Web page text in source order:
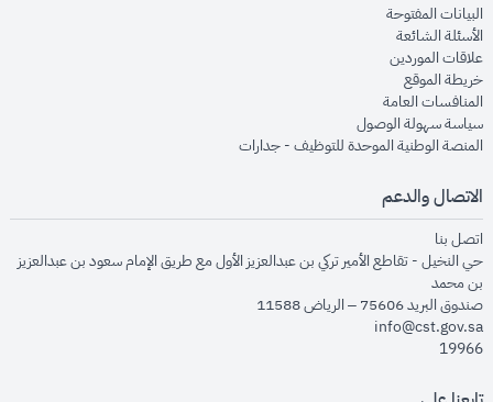
البيانات المفتوحةopens in new window
الأسئلة الشائعةopens in new window
علاقات الموردينopens in new window
خريطة الموقعopens in new window
المنافسات العامةopens in new window
سياسة سهولة الوصولopens in new window
المنصة الوطنية الموحدة للتوظيف - جداراتopens in new window
الاتصال والدعم
اتصل بنا
حي النخيل - تقاطع الأمير تركي بن عبدالعزيز الأول مع طريق الإمام سعود بن عبدالعزيز
بن محمد
صندوق البريد 75606 – الرياض 11588
info@cst.gov.sa
19966